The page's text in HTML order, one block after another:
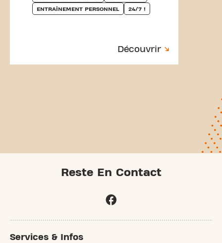
ENTRAÎNEMENT PERSONNEL 24/7 !
Découvrir
Reste En Contact
Services & Infos